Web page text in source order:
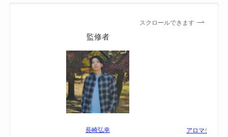
スクロールできます
監修者
長崎弘幸
アロマテラピ